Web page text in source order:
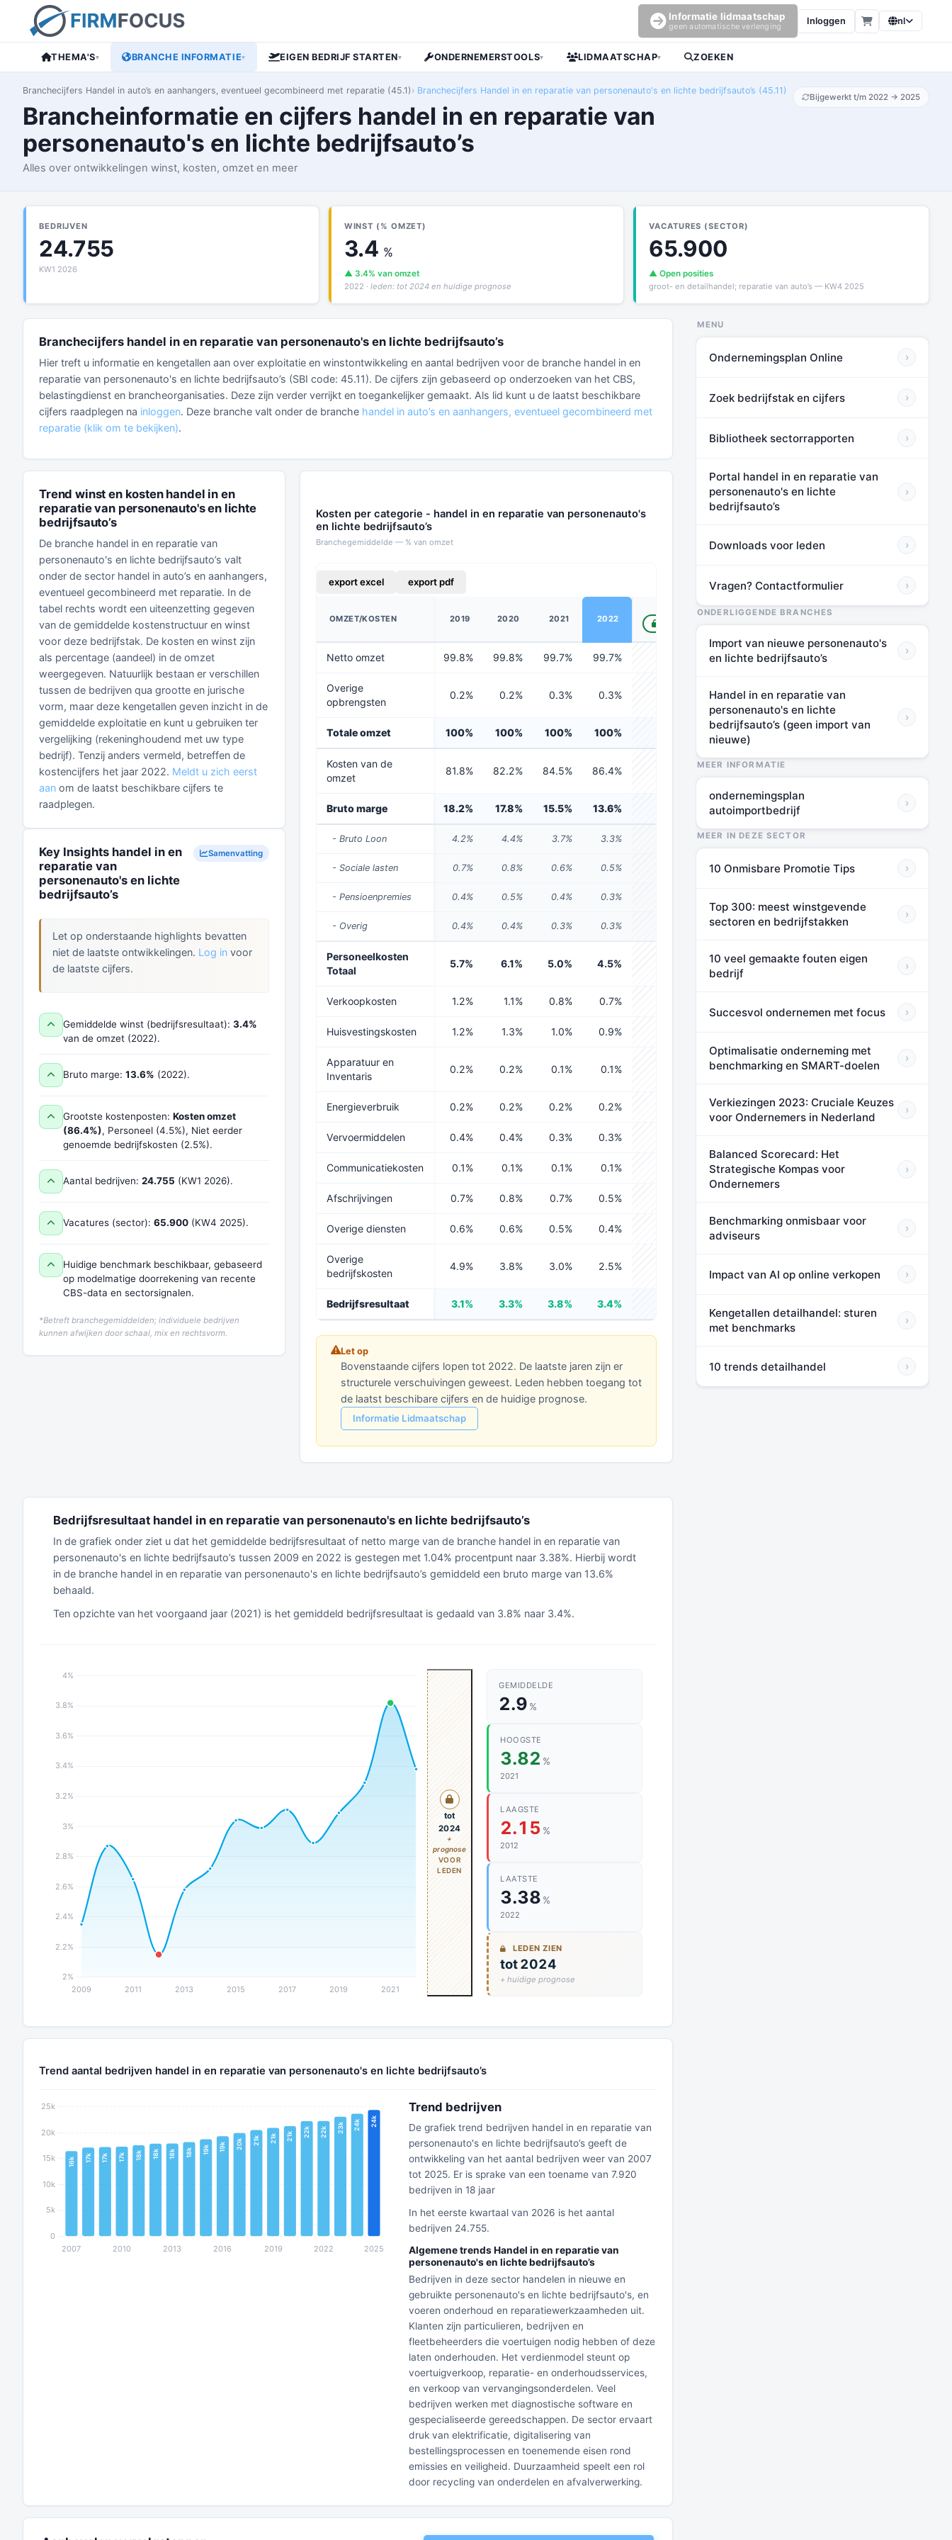
Informatie lidmaatschap
geen automatische verlenging
Inloggen nl
THEMA'S▾ BRANCHE INFORMATIE▾ EIGEN BEDRIJF STARTEN▾ ONDERNEMERSTOOLS▾ LIDMAATSCHAP▾ ZOEKEN
Branchecijfers Handel in auto’s en aanhangers, eventueel gecombineerd met reparatie (45.1) Branchecijfers Handel in en reparatie van personenauto's en lichte bedrijfsauto’s (45.11)
Brancheinformatie en cijfers handel in en reparatie van
personenauto's en lichte bedrijfsauto’s
Alles over ontwikkelingen winst, kosten, omzet en meer
Bijgewerkt t/m 2022 → 2025
BEDRIJVEN
24.755
KW1 2026
WINST (% OMZET)
3.4 %
▲ 3.4% van omzet
2022 · leden: tot 2024 en huidige prognose
VACATURES (SECTOR)
65.900
▲ Open posities
groot- en detailhandel; reparatie van auto’s — KW4 2025
Branchecijfers handel in en reparatie van personenauto's en lichte bedrijfsauto’s
Hier treft u informatie en kengetallen aan over exploitatie en winstontwikkeling en aantal bedrijven voor de branche handel in en
reparatie van personenauto's en lichte bedrijfsauto’s (SBI code: 45.11). De cijfers zijn gebaseerd op onderzoeken van het CBS,
belastingdienst en brancheorganisaties. Deze zijn verder verrijkt en toegankelijker gemaakt. Als lid kunt u de laatst beschikbare
cijfers raadplegen na inloggen. Deze branche valt onder de branche handel in auto’s en aanhangers, eventueel gecombineerd met
reparatie (klik om te bekijken).
Trend winst en kosten handel in en
reparatie van personenauto's en lichte
bedrijfsauto’s
De branche handel in en reparatie van
personenauto's en lichte bedrijfsauto’s valt
onder de sector handel in auto’s en aanhangers,
eventueel gecombineerd met reparatie. In de
tabel rechts wordt een uiteenzetting gegeven
van de gemiddelde kostenstructuur en winst
voor deze bedrijfstak. De kosten en winst zijn
als percentage (aandeel) in de omzet
weergegeven. Natuurlijk bestaan er verschillen
tussen de bedrijven qua grootte en jurische
vorm, maar deze kengetallen geven inzicht in de
gemiddelde exploitatie en kunt u gebruiken ter
vergelijking (rekeninghoudend met uw type
bedrijf). Tenzij anders vermeld, betreffen de
kostencijfers het jaar 2022. Meldt u zich eerst
aan om de laatst beschikbare cijfers te
raadplegen.
Key Insights handel in en
reparatie van
personenauto's en lichte
bedrijfsauto’s
Samenvatting
Let op onderstaande highlights bevatten
niet de laatste ontwikkelingen. Log in voor
de laatste cijfers.
Gemiddelde winst (bedrijfsresultaat): 3.4%
van de omzet (2022).
Bruto marge: 13.6% (2022).
Grootste kostenposten: Kosten omzet
(86.4%), Personeel (4.5%), Niet eerder
genoemde bedrijfskosten (2.5%).
Aantal bedrijven: 24.755 (KW1 2026).
Vacatures (sector): 65.900 (KW4 2025).
Huidige benchmark beschikbaar, gebaseerd
op modelmatige doorrekening van recente
CBS-data en sectorsignalen.
*Betreft branchegemiddelden; individuele bedrijven
kunnen afwijken door schaal, mix en rechtsvorm.
Kosten per categorie - handel in en reparatie van personenauto's
en lichte bedrijfsauto’s
Branchegemiddelde — % van omzet
export excel export pdf
OMZET/KOSTEN 2019 2020 2021 2022
TOT HUIDIG*
VOOR LEDEN
Netto omzet 99.8% 99.8% 99.7% 99.7% ⬛⬛⬛
Overige
opbrengsten
0.2% 0.2% 0.3% 0.3% ⬛⬛⬛
Totale omzet 100% 100% 100% 100% ⬛⬛⬛
Kosten van de
omzet
81.8% 82.2% 84.5% 86.4%
Bruto marge 18.2% 17.8% 15.5% 13.6% ⬛⬛⬛
- Bruto Loon 4.2% 4.4% 3.7% 3.3% ⬛⬛⬛
- Sociale lasten 0.7% 0.8% 0.6% 0.5% ⬛⬛⬛
- Pensioenpremies 0.4% 0.5% 0.4% 0.3%
- Overig 0.4% 0.4% 0.3% 0.3% ⬛⬛⬛
Personeelkosten
Totaal
5.7% 6.1% 5.0% 4.5%
Verkoopkosten 1.2% 1.1% 0.8% 0.7%
Huisvestingskosten 1.2% 1.3% 1.0% 0.9%
Apparatuur en
Inventaris
0.2% 0.2% 0.1% 0.1% ⬛⬛⬛
Energieverbruik 0.2% 0.2% 0.2% 0.2% ⬛⬛⬛
Vervoermiddelen 0.4% 0.4% 0.3% 0.3%
Communicatiekosten 0.1% 0.1% 0.1% 0.1% ⬛⬛⬛
Afschrijvingen 0.7% 0.8% 0.7% 0.5%
Overige diensten 0.6% 0.6% 0.5% 0.4% ⬛⬛⬛
Overige
bedrijfskosten
4.9% 3.8% 3.0% 2.5%
Bedrijfsresultaat 3.1% 3.3% 3.8% 3.4%
Let op
Bovenstaande cijfers lopen tot 2022. De laatste jaren zijn er
structurele verschuivingen geweest. Leden hebben toegang tot
de laatst beschibare cijfers en de huidige prognose.
Informatie Lidmaatschap
Bedrijfsresultaat handel in en reparatie van personenauto's en lichte bedrijfsauto’s
In de grafiek onder ziet u dat het gemiddelde bedrijfsresultaat of netto marge van de branche handel in en reparatie van
personenauto's en lichte bedrijfsauto’s tussen 2009 en 2022 is gestegen met 1.04% procentpunt naar 3.38%. Hierbij wordt
in de branche handel in en reparatie van personenauto's en lichte bedrijfsauto’s gemiddeld een bruto marge van 13.6%
behaald.
Ten opzichte van het voorgaand jaar (2021) is het gemiddeld bedrijfsresultaat is gedaald van 3.8% naar 3.4%.
tot
2024
+
prognose
VOOR
LEDEN
GEMIDDELDE
2.9 %
HOOGSTE
3.82 %
2021
LAAGSTE
2.15 %
2012
LAATSTE
3.38 %
2022
LEDEN ZIEN
tot 2024
+ huidige prognose
Trend aantal bedrijven handel in en reparatie van personenauto's en lichte bedrijfsauto’s
Trend bedrijven
De grafiek trend bedrijven handel in en reparatie van
personenauto's en lichte bedrijfsauto’s geeft de
ontwikkeling van het aantal bedrijven weer van 2007
tot 2025. Er is sprake van een toename van 7.920
bedrijven in 18 jaar
In het eerste kwartaal van 2026 is het aantal
bedrijven 24.755.
Algemene trends Handel in en reparatie van
personenauto's en lichte bedrijfsauto’s
Bedrijven in deze sector handelen in nieuwe en
gebruikte personenauto's en lichte bedrijfsauto's, en
voeren onderhoud en reparatiewerkzaamheden uit.
Klanten zijn particulieren, bedrijven en
fleetbeheerders die voertuigen nodig hebben of deze
laten onderhouden. Het verdienmodel steunt op
voertuigverkoop, reparatie- en onderhoudsservices,
en verkoop van vervangingsonderdelen. Veel
bedrijven werken met diagnostische software en
gespecialiseerde gereedschappen. De sector ervaart
druk van elektrificatie, digitalisering van
bestellingsprocessen en toenemende eisen rond
emissies en veiligheid. Duurzaamheid speelt een rol
door recycling van onderdelen en afvalverwerking.
MENU
Ondernemingsplan Online ›
Zoek bedrijfstak en cijfers ›
Bibliotheek sectorrapporten ›
Portal handel in en reparatie van
personenauto's en lichte
bedrijfsauto’s
›
Downloads voor leden ›
Vragen? Contactformulier ›
ONDERLIGGENDE BRANCHES
Import van nieuwe personenauto's
en lichte bedrijfsauto’s
›
Handel in en reparatie van
personenauto's en lichte
bedrijfsauto’s (geen import van
nieuwe)
›
MEER INFORMATIE
ondernemingsplan
autoimportbedrijf
›
MEER IN DEZE SECTOR
10 Onmisbare Promotie Tips ›
Top 300: meest winstgevende
sectoren en bedrijfstakken
›
10 veel gemaakte fouten eigen
bedrijf
›
Succesvol ondernemen met focus ›
Optimalisatie onderneming met
benchmarking en SMART-doelen
›
Verkiezingen 2023: Cruciale Keuzes
voor Ondernemers in Nederland
›
Balanced Scorecard: Het
Strategische Kompas voor
Ondernemers
›
Benchmarking onmisbaar voor
adviseurs
›
Impact van AI op online verkopen ›
Kengetallen detailhandel: sturen
met benchmarks
›
10 trends detailhandel ›